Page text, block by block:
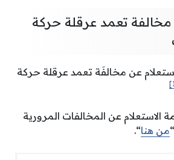
مخالفة تعمد عرقلة حركة
عن مخالفَة تعمد عرقلة حركة
الاستعلام عن المخالفات المرورية
من هنا“.